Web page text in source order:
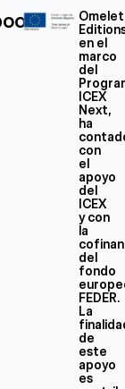
en el
marco
del
ICEX
Next,
ha
con
el
apoyo
del
ICEX
y con
la
del
fondo
FEDER.
La
de
este
apoyo
es